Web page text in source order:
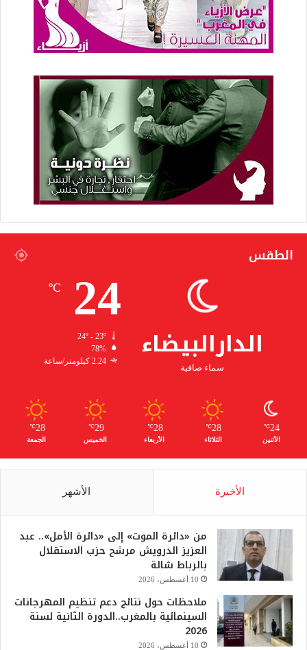
الطقس
الدارالبيضاء
سماء صافية
24
℃
78%
2.24 كيلومتر/ساعة
24
℃
الأثنين
28
℃
الثلاثاء
28
℃
الأربعاء
29
℃
الخميس
28
℃
الجمعة
الأخيرة الأشهر
من «دائرة الموت» إلى «دائرة الأمل».. عبد
العزيز الدرويش مرشح حزب الاستقلال
بالرباط شالة
10 أغسطس، 2026
ملاحظات حول نتائج دعم تنظيم المهرجانات
السينمائية بالمغرب..الدورة الثانية لسنة
2026
10 أغسطس، 2026